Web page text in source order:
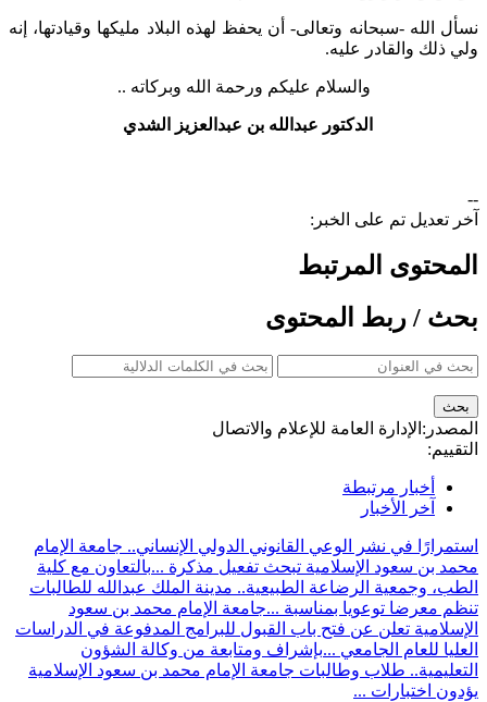
نسأل الله -سبحانه وتعالى- أن يحفظ لهذه البلاد مليكها وقيادتها، إنه
ولي ذلك والقادر عليه.
والسلام عليكم ورحمة الله وبركاته ..
الدكتور عبدالله بن عبدالعزيز الشدي
--
آخر تعديل تم على الخبر:
المحتوى المرتبط
بحث / ربط المحتوى
المصدر: الإدارة العامة للإعلام والاتصال
التقييم:
أخبار مرتبطة
آخر الأخبار
استمرارًا في نشر الوعي القانوني الدولي الإنساني.. جامعة الإمام
محمد بن سعود الإسلامية تبحث تفعيل مذكرة ...بالتعاون مع كلية
الطب، وجمعية الرضاعة الطبيعية.. مدينة الملك عبدالله للطالبات
تنظم معرضا توعويا بمناسبة ...جامعة الإمام محمد بن سعود
الإسلامية تعلن عن فتح باب القبول للبرامج المدفوعة في الدراسات
العليا للعام الجامعي ...بإشراف ومتابعة من وكالة الشؤون
التعليمية.. طلاب وطالبات جامعة الإمام محمد بن سعود الإسلامية
يؤدون اختبارات ...